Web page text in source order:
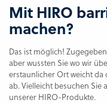
Mit HIRO
machen?
Das ist möglich!
aber wussten Sie wo wir
erstaunlicher Ort weicht
ab. Vielleicht besuchen Sie
unserer HIRO-Produkte.